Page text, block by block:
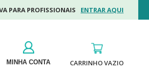
PARA PROFISSIONAIS ENTRAR AQUI
MINHA CONTA CARRINHO VAZIO